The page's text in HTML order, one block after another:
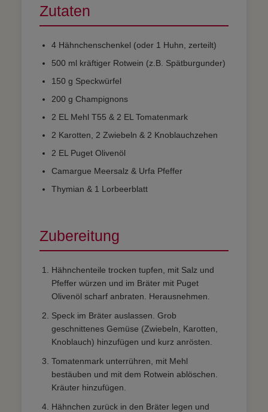
Zutaten
4 Hähnchenschenkel (oder 1 Huhn, zerteilt)
500 ml kräftiger Rotwein (z.B. Spätburgunder)
150 g Speckwürfel
200 g Champignons
2 EL Mehl T55 & 2 EL Tomatenmark
2 Karotten, 2 Zwiebeln & 2 Knoblauchzehen
2 EL Puget Olivenöl
Camargue Meersalz & Urfa Pfeffer
Thymian & 1 Lorbeerblatt
Zubereitung
Hähnchenteile trocken tupfen, mit Salz und
Pfeffer würzen und im Bräter mit Puget
Olivenöl scharf anbraten. Herausnehmen.
Speck im Bräter auslassen. Grob
geschnittenes Gemüse (Zwiebeln, Karotten,
Knoblauch) hinzufügen und kurz anrösten.
Tomatenmark unterrühren, mit Mehl
bestäuben und mit dem Rotwein ablöschen.
Kräuter hinzufügen.
Hähnchen zurück in den Bräter legen und